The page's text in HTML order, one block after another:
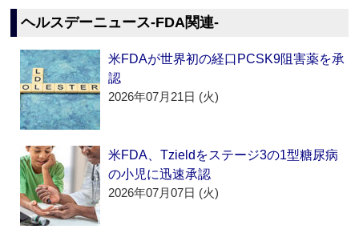
ヘルスデーニュース‐FDA関連‐
米FDAが世界初の経口PCSK9阻害薬を承
認
2026年07月21日 (火)
米FDA、Tzieldをステージ3の1型糖尿病
の小児に迅速承認
2026年07月07日 (火)